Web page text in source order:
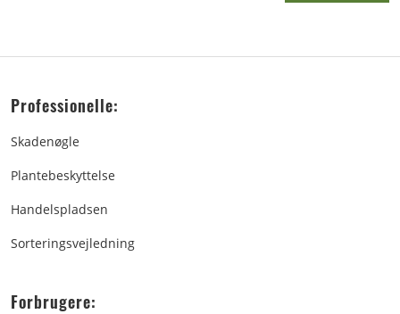
Professionelle:
Skadenøgle
Plantebeskyttelse
Handelspladsen
Sorteringsvejledning
Forbrugere: